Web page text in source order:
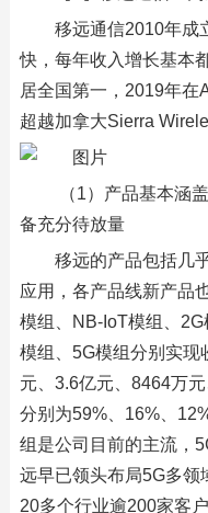
移远通信2010年成
快，每年收入增长基本
居全国第一，2019年在
超越加拿大Sierra
（1）产品基本涵
备充分待放量
移远的产品包括几
应用，各产品线新产品
模组、NB-IoT模组、
模组、5G模组分别实现
元、3.6亿元、8464万
分别为59%、16%、
组是公司目前的主流，
远早已领头布局5G多领
20多个行业逾200家客户